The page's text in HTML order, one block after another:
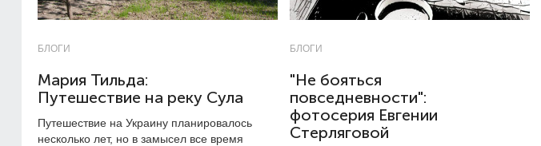
БЛОГИ
Мария Тильда:
Путешествие на реку Сула
Путешествие на Украину планировалось
несколько лет, но в замысел все время
БЛОГИ
"Не бояться
повседневности":
фотосерия Евгении
Стерляговой